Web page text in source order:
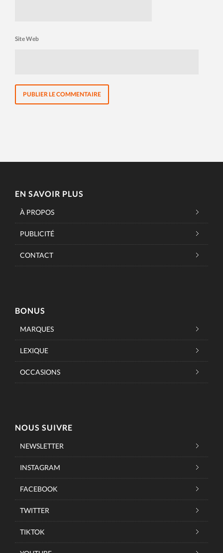
Site Web
EN SAVOIR PLUS
À PROPOS
PUBLICITÉ
CONTACT
BONUS
MARQUES
LEXIQUE
OCCASIONS
NOUS SUIVRE
NEWSLETTER
INSTAGRAM
FACEBOOK
TWITTER
TIKTOK